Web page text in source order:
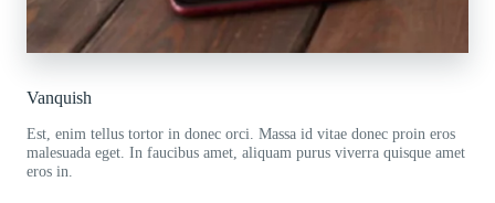
Vanquish
Est, enim tellus tortor in donec orci. Massa id vitae donec proin eros
malesuada eget. In faucibus amet, aliquam purus viverra quisque amet
eros in.